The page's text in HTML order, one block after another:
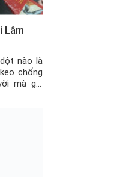
Lâm
nào là
chống
mà giá